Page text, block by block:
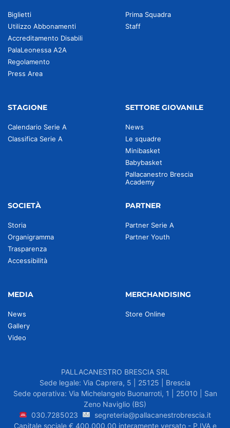
Biglietti
Utilizzo Abbonamenti
Accreditamento Disabili
PalaLeonessa A2A
Regolamento
Press Area
Prima Squadra
Staff
STAGIONE
Calendario Serie A
Classifica Serie A
SETTORE GIOVANILE
News
Le squadre
Minibasket
Babybasket
Pallacanestro Brescia
Academy
SOCIETÀ
Storia
Organigramma
Trasparenza
Accessibilità
PARTNER
Partner Serie A
Partner Youth
MEDIA
News
Gallery
Video
MERCHANDISING
Store Online
PALLACANESTRO BRESCIA SRL
Sede legale: Via Caprera, 5 | 25125 | Brescia
Sede operativa: Via Michelangelo Buonarroti, 1 | 25010 | San
Zeno Naviglio (BS)
030.7285023
segreteria@pallacanestrobrescia.it
Capitale sociale € 400.000,00 interamente versato - P.IVA e